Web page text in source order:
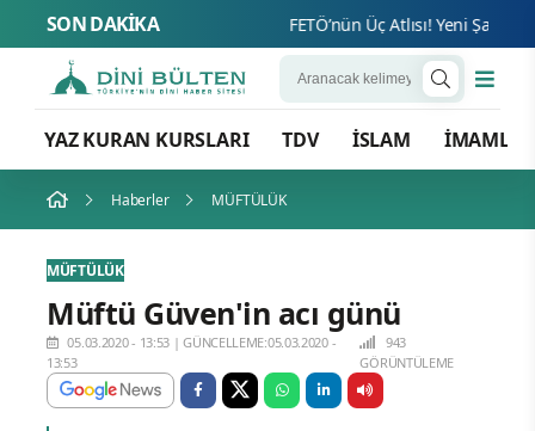
SON DAKİKA FETÖ’nün Üç Atlısı! Yeni
YAZ KURAN KURSLARI TDV İSLAM İMAMLAR
Haberler MÜFTÜLÜK
MÜFTÜLÜK
Müftü Güven'in acı günü
05.03.2020 - 13:53 |GÜNCELLEME:05.03.2020 -
13:53
943
GÖRÜNTÜLEME